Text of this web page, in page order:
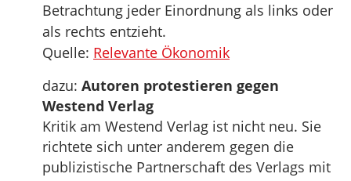
Betrachtung jeder Einordnung als links oder
als rechts entzieht.
Quelle: Relevante Ökonomik
dazu: Autoren protestieren gegen
Westend Verlag
Kritik am Westend Verlag ist nicht neu. Sie
richtete sich unter anderem gegen die
publizistische Partnerschaft des Verlags mit